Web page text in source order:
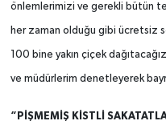
önlemlerimizi ve gerekli bütün
her zaman olduğu gibi ücretsiz
100 bine yakın çiçek
ve müdürlerim denetleyerek
“PİŞMEMİŞ KİSTLİ